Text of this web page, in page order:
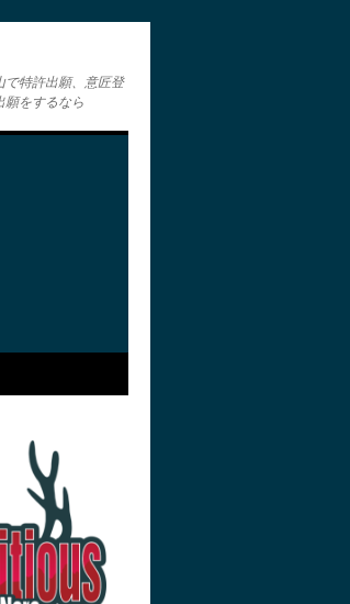
で特許出願、意匠登
願をするなら